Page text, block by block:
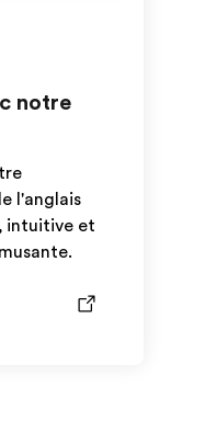
notre
l'anglais
intuitive et